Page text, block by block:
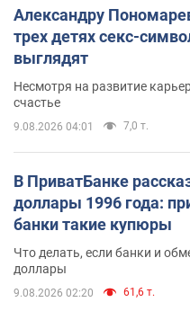
Александру
трех детях секс-
выглядят
Несмотря на развитие
счастье
9.08.2026 04:01 7,0 т.
В ПриватБанке
доллары 1996 года:
банки такие купюры
Что делать, если банки и
доллары
9.08.2026 02:20 61,6 т.